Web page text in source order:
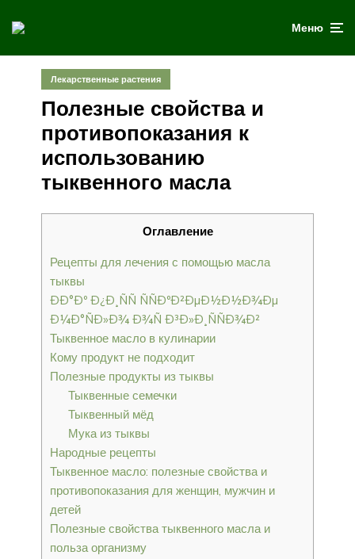
Меню
Лекарственные растения
Полезные свойства и
противопоказания к
использованию
тыквенного масла
Оглавление
Рецепты для лечения с помощью масла
тыквы
ÐÐ°Ðº Ð¿Ð¸ÑÑ ÑÑÐºÐ²ÐµÐ½Ð½Ð¾Ðµ
Ð¼Ð°ÑÐ»Ð¾ Ð¾Ñ Ð³Ð»Ð¸ÑÑÐ¾Ð²
Тыквенное масло в кулинарии
Кому продукт не подходит
Полезные продукты из тыквы
Тыквенные семечки
Тыквенный мёд
Мука из тыквы
Народные рецепты
Тыквенное масло: полезные свойства и
противопоказания для женщин, мужчин и
детей
Полезные свойства тыквенного масла и
польза организму